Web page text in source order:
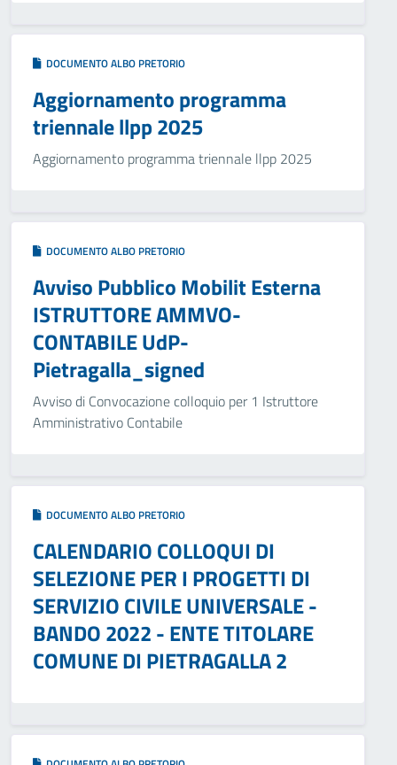
DOCUMENTO ALBO PRETORIO
Aggiornamento programma
triennale llpp 2025
Aggiornamento programma triennale llpp 2025
DOCUMENTO ALBO PRETORIO
Avviso Pubblico Mobilit Esterna
ISTRUTTORE AMMVO-
CONTABILE UdP-
Pietragalla_signed
Avviso di Convocazione colloquio per 1 Istruttore
Amministrativo Contabile
DOCUMENTO ALBO PRETORIO
CALENDARIO COLLOQUI DI
SELEZIONE PER I PROGETTI DI
SERVIZIO CIVILE UNIVERSALE -
BANDO 2022 - ENTE TITOLARE
COMUNE DI PIETRAGALLA 2